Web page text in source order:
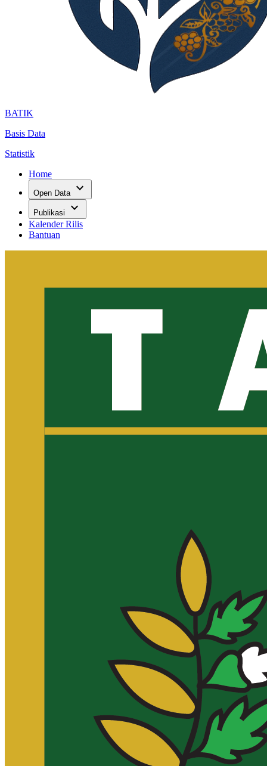
BATIK
Basis Data
Statistik
Home
Open Data expand_more
Publikasi expand_more
Kalender Rilis
Bantuan